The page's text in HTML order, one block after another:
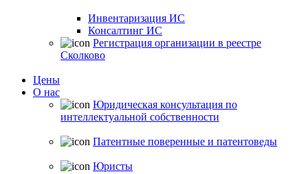
Инвентаризация ИС
Консалтинг ИС
Регистрация организации в реестре
Сколково
Цены
О нас
Юридическая консультация по
интеллектуальной собственности
Патентные поверенные и патентоведы
Юристы